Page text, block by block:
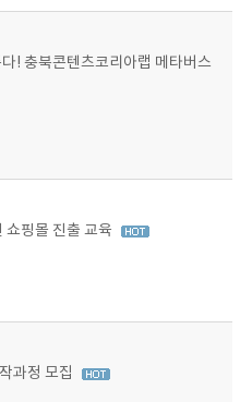
! 충북콘텐츠코리아랩 메타버스
쇼핑몰 진출 교육
과정 모집